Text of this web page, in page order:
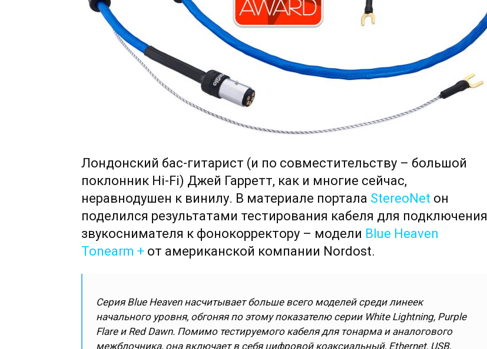
Лондонский бас-гитарист (и по совместительству – большой
поклонник Hi-Fi) Джей Гарретт, как и многие сейчас,
неравнодушен к винилу. В материале портала StereoNet он
поделился результатами тестирования кабеля для подключения
звукоснимателя к фонокорректору – модели Blue Heaven
Tonearm + от американской компании Nordost.
Серия Blue Heaven насчитывает больше всего моделей среди линеек
начального уровня, обгоняя по этому показателю серии White Lightning, Purple
Flare и Red Dawn. Помимо тестируемого кабеля для тонарма и аналогового
межблочника, она включает в себя цифровой коаксиальный, Ethernet, USB,